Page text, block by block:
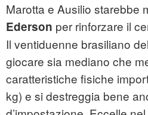
Marotta e Ausilio starebbe
Ederson per rinforzare il
Il ventiduenne brasiliano
giocare sia mediano che
caratteristiche fisiche
kg) e si destreggia bene